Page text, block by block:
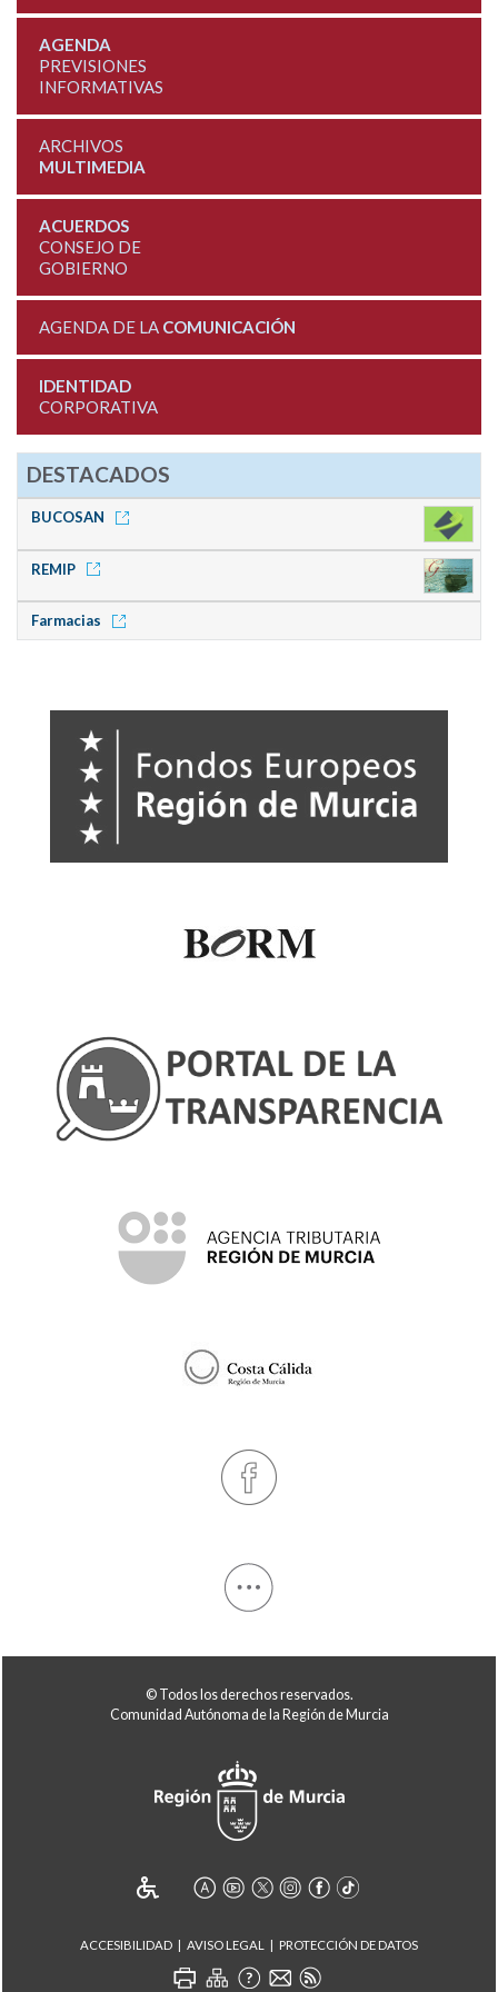
AGENDA
PREVISIONES
INFORMATIVAS
ARCHIVOS
MULTIMEDIA
ACUERDOS
CONSEJO DE
GOBIERNO
AGENDA DE LA COMUNICACIÓN
IDENTIDAD
CORPORATIVA
DESTACADOS
BUCOSAN
REMIP
Farmacias
© Todos los derechos reservados.
Comunidad Autónoma de la Región de Murcia
ACCESIBILIDAD AVISO LEGAL PROTECCIÓN DE DATOS